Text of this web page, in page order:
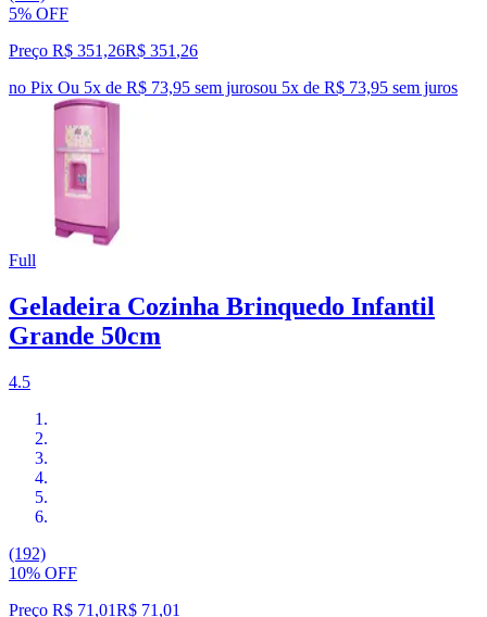
5% OFF
Preço R$ 351,26R$ 351 ,26
no Pix Ou 5x de R$ 73,95 sem jurosou 5x de R$ 73,95 sem juros
Full
Geladeira Cozinha Brinquedo Infantil
Grande 50cm
4.5
(192)
10% OFF
Preço R$ 71,01R$ 71 ,01